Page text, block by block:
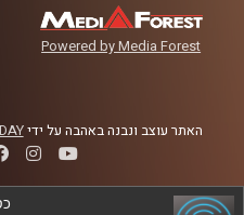
Powered by Media Forest
האתר עוצב ונבנה באהבה על ידי